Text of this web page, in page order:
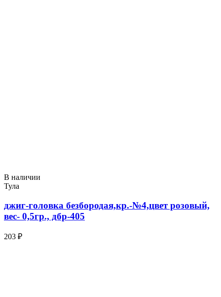
В наличии
Тула
джиг-головка безбородая,кр.-№4,цвет розовый,
вес- 0,5гр., дбр-405
203 ₽